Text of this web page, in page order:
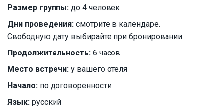
Размер группы: до 4 человек
Дни проведения: смотрите в календаре.
Свободную дату выбирайте при бронировании.
Продолжительность: 6 часов
Место встречи: у вашего отеля
Начало: по договоренности
Язык: русский